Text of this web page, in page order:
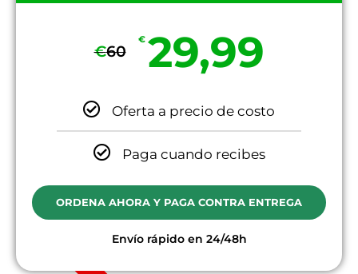
€60
€ 29,99
Oferta a precio de costo
Paga cuando recibes
ORDENA AHORA Y PAGA CONTRA ENTREGA
Envío rápido en 24/48h